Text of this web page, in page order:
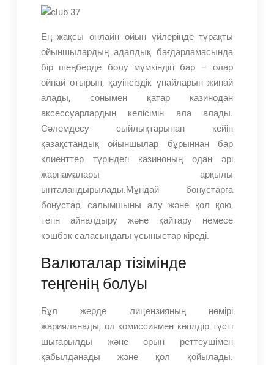
Ең жақсы онлайн ойын үйлерінде тұрақты
ойыншылардың адалдық бағдарламасында
бір шеңберде болу мүмкіндігі бар – олар
ойнай отырып, қауіпсіздік ұпайларын жинай
алады, сонымен қатар казинодан
аксессуарлардың келісімін ала алады.
Сәлемдесу сыйлықтарынан кейін
қазақстандық ойыншылар бұрыннан бар
клиенттер түріндегі казиноның одан әрі
жарнамалары арқылы
ынталандырылады.Мұндай бонустарға
бонустар, салымшыны алу және қол қою,
тегін айналдыру және қайтару немесе
кэшбэк саласындағы ұсыныстар кіреді.
Валюталар тізімінде
теңгенің болуы
Бұл жерде лицензияның нөмірі
жарияланады, ол комиссиямен көгілдір түсті
шығарылды және орын реттеушімен
қабылданады және қол қойылады.